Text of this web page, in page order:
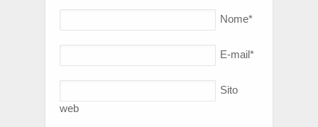
Nome*
E-mail*
Sito
web